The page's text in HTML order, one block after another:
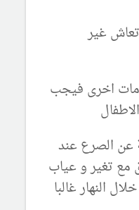
غير
اخرى فيجب
عن الصرع عند
مع تغير و عياب
النهار غالبا